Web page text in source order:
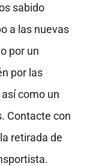
sabido
a las nuevas
por un
por las
como un
Contacte con
retirada de